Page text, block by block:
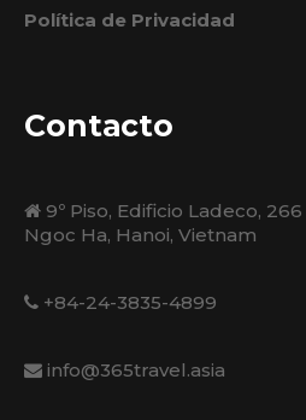
Política de Privacidad
Contacto
9º Piso, Edificio Ladeco,
Ngoc Ha, Hanoi, Vietnam
+84-24-3835-4899
info@365travel.asia